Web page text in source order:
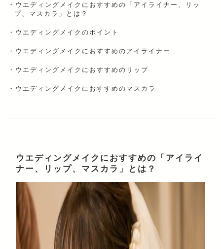
・ ウエディングメイクにおすすめの「アイライナー、リッ
プ、マスカラ」とは？
・ ウエディングメイクのポイント
・ ウエディングメイクにおすすめのアイライナー
・ ウエディングメイクにおすすめのリップ
・ ウエディングメイクにおすすめのマスカラ
ウエディングメイクにおすすめの「アイライ
ナー、リップ、マスカラ」とは？